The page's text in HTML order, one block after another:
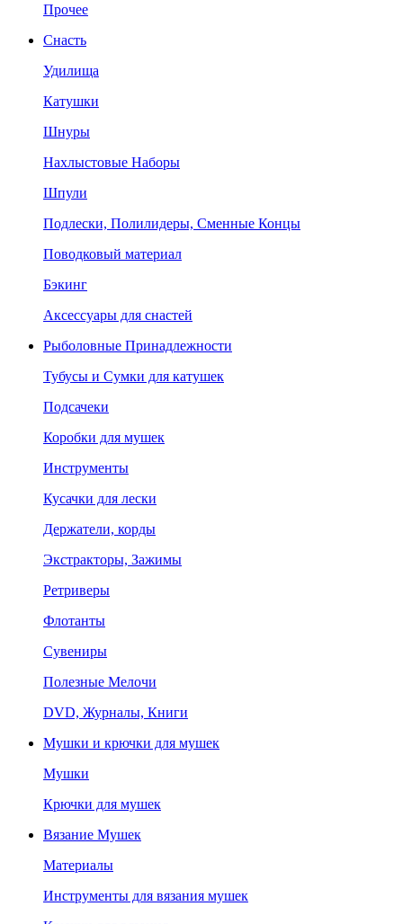
Прочее
Снасть
Удилища
Катушки
Шнуры
Нахлыстовые Наборы
Шпули
Подлески, Полилидеры, Сменные Концы
Поводковый материал
Бэкинг
Аксессуары для снастей
Рыболовные Принадлежности
Тубусы и Сумки для катушек
Подсачеки
Коробки для мушек
Инструменты
Кусачки для лески
Держатели, корды
Экстракторы, Зажимы
Ретриверы
Флотанты
Сувениры
Полезные Мелочи
DVD, Журналы, Книги
Мушки и крючки для мушек
Мушки
Крючки для мушек
Вязание Мушек
Материалы
Инструменты для вязания мушек